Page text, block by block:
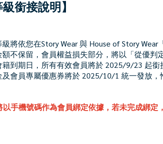
銜接說明】
將依您在Story Wear 與 House of Story Wear
不保留，會員權益損失部分，將以「從優判
到期日，所有有效會員將於 2025/9/23 起
及會員專屬優惠券將於 2025/10/1 統一發放
手機號碼作為會員綁定依據，若未完成綁定